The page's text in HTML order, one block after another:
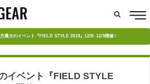
最大のイベント『FIELD STYLE 2018』12/8- 12/9開催！
イベント『FIELD STYLE